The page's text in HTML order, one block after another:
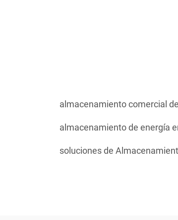
almacenamiento comercial
almacenamiento de energía
soluciones de